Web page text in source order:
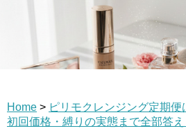
Home > ピリモクレンジング定期便
初回価格・縛りの実態まで全部答